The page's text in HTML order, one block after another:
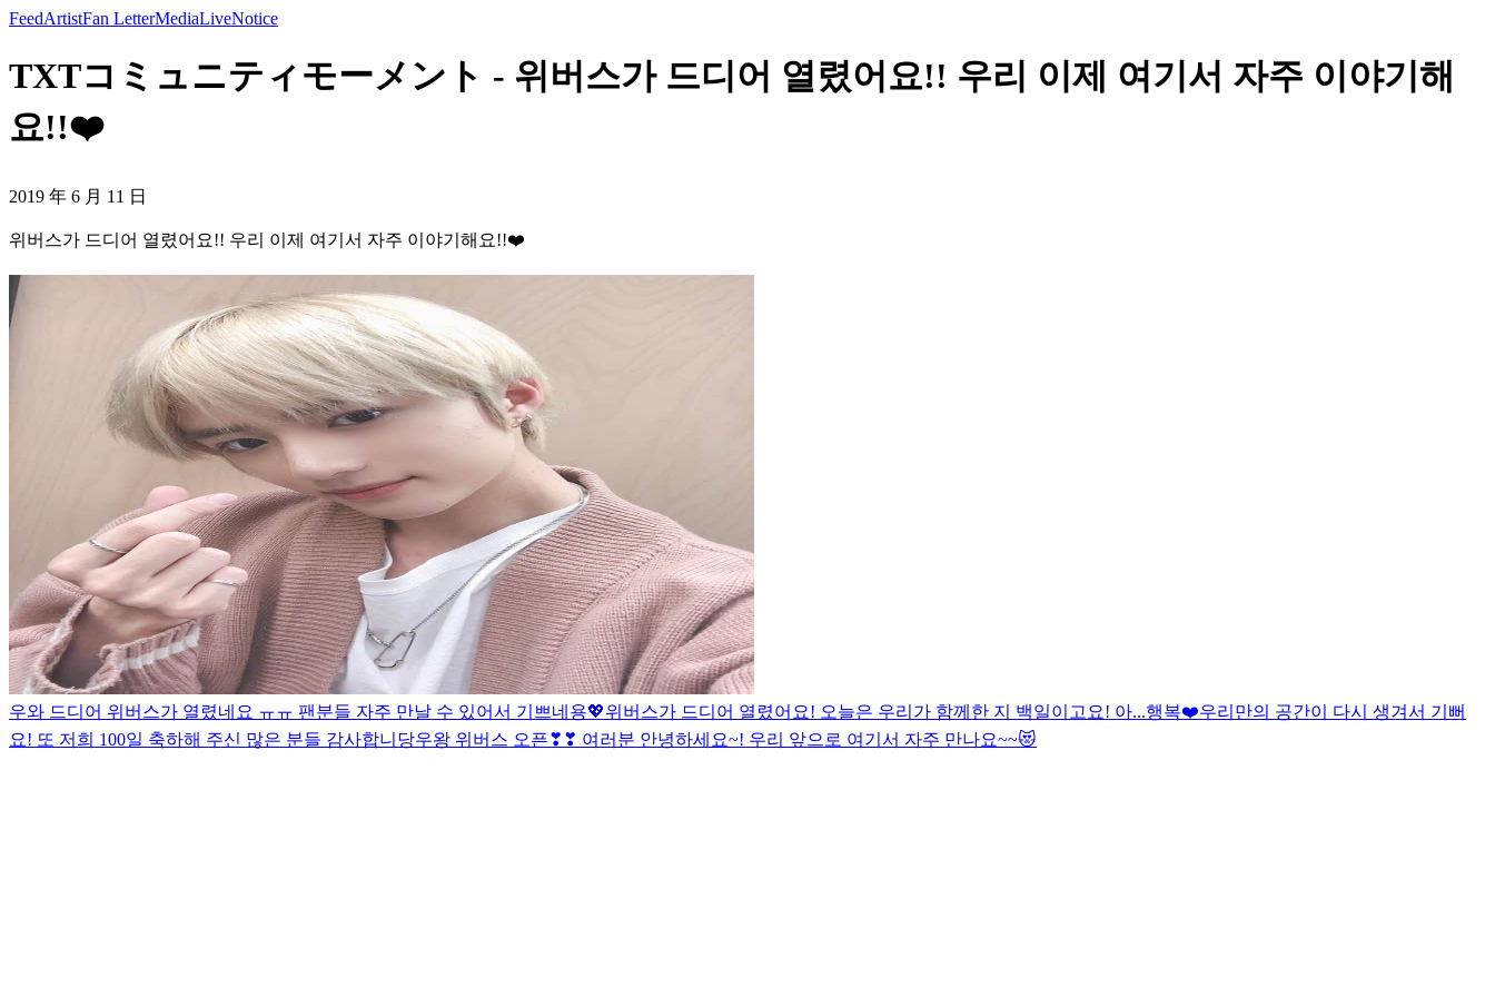
FeedArtistFan LetterMediaLiveNotice
TXTコミュニティモーメント - 위버스가 드디어 열렸어요!! 우리 이제 여기서 자주 이야기해
요!!❤️
2019 年 6 月 11 日
위버스가 드디어 열렸어요!! 우리 이제 여기서 자주 이야기해요!!❤️
우와 드디어 위버스가 열렸네요 ㅠㅠ 팬분들 자주 만날 수 있어서 기쁘네용💖위버스가 드디어 열렸어요! 오늘은 우리가 함께한 지 백일이고요! 아...행복❤️우리만의 공간이 다시 생겨서 기뻐
요! 또 저희 100일 축하해 주신 많은 분들 감사합니당우왕 위버스 오픈❣❣ 여러분 안녕하세요~! 우리 앞으로 여기서 자주 만나요~~😻